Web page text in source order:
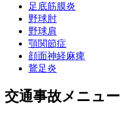
足底筋膜炎
野球肘
野球肩
顎関節症
顔面神経麻痺
鵞足炎
交通事故メニュー